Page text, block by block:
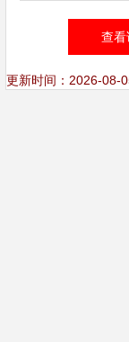
彰、福建咨询
中心会议的
查看
更新时间：2026-08-